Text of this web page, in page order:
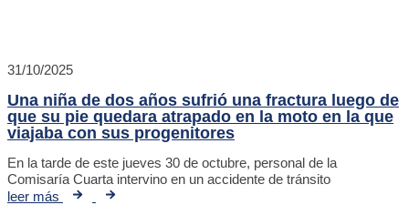
31/10/2025
Una niña de dos años sufrió una fractura luego de
que su pie quedara atrapado en la moto en la que
viajaba con sus progenitores
En la tarde de este jueves 30 de octubre, personal de la
Comisaría Cuarta intervino en un accidente de tránsito
leer más